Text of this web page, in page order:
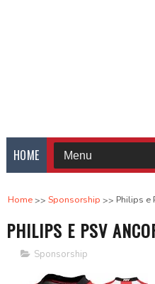
HOME
Home Sponsorship Philips e
PHILIPS E PSV
Sponsorship